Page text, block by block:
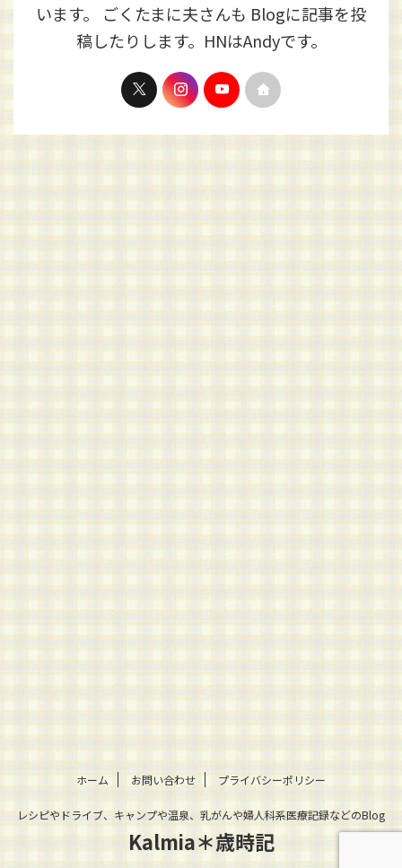
います。 ごくたまに夫さんも Blogに記事を投
稿したりします。HNはAndyです。
ホーム お問い合わせ プライバシーポリシー
レシピやドライブ、キャンプや温泉、乳がんや婦人科系医療記録などのBlog
Kalmia＊歳時記